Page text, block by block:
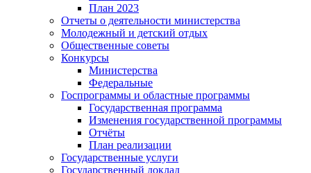
План 2023
Отчеты о деятельности министерства
Молодежный и детский отдых
Общественные советы
Конкурсы
Министерства
Федеральные
Госпрограммы и областные программы
Государственная программа
Изменения государственной программы
Отчёты
План реализации
Государственные услуги
Государственный доклад